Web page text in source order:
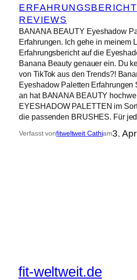
REVIEWS
BANANA BEAUTY Eyeshadow
Erfahrungen. Ich gehe in meinem
Erfahrungsbericht auf die
Banana Beauty genauer ein. Du
von TikTok aus den Trends?!
Eyeshadow Paletten Erfahrungen
an hat BANANA BEAUTY
EYESHADOW PALETTEN im
die passenden BRUSHES. Für
Verfasst vonfitweltweit Cathiam3.
fit-weltweit.de